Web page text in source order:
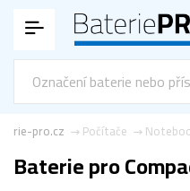
Počítače
pro.cz
Baterie pro